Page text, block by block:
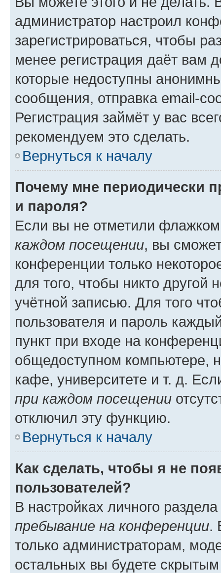
администратор настроил
зарегистрироваться, чтобы
менее регистрация даёт вам
которые недоступны
сообщения, отправка email-
Регистрация займёт у вас
рекомендуем это сделать.
Вернуться к началу
Почему мне периодически
и пароля?
Если вы не отметили
каждом посещении, вы
конференции только
для того, чтобы никто другой
учётной записью. Для того
пользователя и пароль
пункт при входе на
общедоступном компьютере,
кафе, университете и т. д.
при каждом посещении
отключил эту функцию.
Вернуться к началу
Как сделать, чтобы я не
пользователей?
В настройках личного
пребывание на конференции.
только администраторам,
остальных вы будете